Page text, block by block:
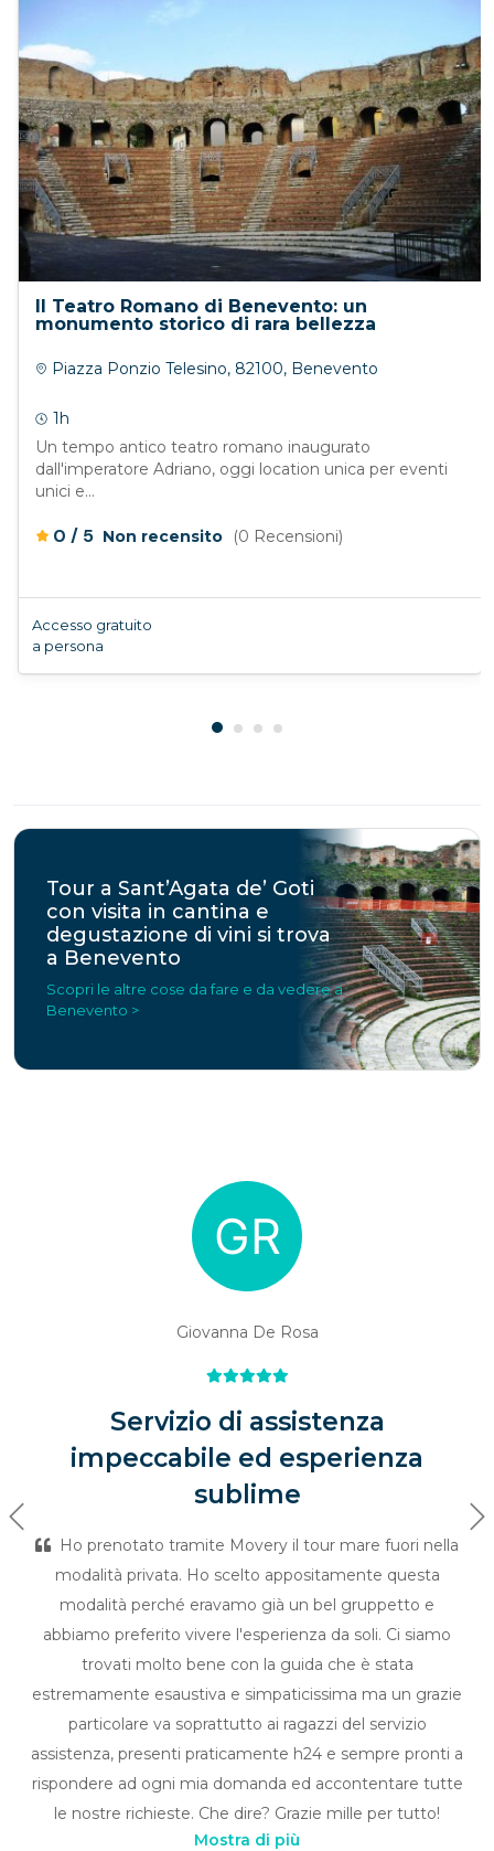
Il Teatro Romano di Benevento: un
monumento storico di rara bellezza
Piazza Ponzio Telesino, 82100, Benevento
1h
Un tempo antico teatro romano inaugurato
dall'imperatore Adriano, oggi location unica per eventi
unici e...
0 / 5 Non recensito (0 Recensioni)
Accesso gratuito
a persona
Tour a Sant’Agata de’ Goti
con visita in cantina e
degustazione di vini si trova
a Benevento
Scopri le altre cose da fare e da vedere a
Benevento >
Giovanna De Rosa
Servizio di assistenza
impeccabile ed esperienza
sublime
Ho prenotato tramite Movery il tour mare fuori nella
modalità privata. Ho scelto appositamente questa
modalità perché eravamo già un bel gruppetto e
abbiamo preferito vivere l'esperienza da soli. Ci siamo
trovati molto bene con la guida che è stata
estremamente esaustiva e simpaticissima ma un grazie
particolare va soprattutto ai ragazzi del servizio
assistenza, presenti praticamente h24 e sempre pronti a
rispondere ad ogni mia domanda ed accontentare tutte
le nostre richieste. Che dire? Grazie mille per tutto!
Previous
Mostra di più